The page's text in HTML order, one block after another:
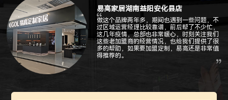
易高家居湖南益阳安化县店
做这个品牌两年多，期间也遇到一些问题，不
过区域运营经理比较靠谱，前后帮了不少忙，
这几年疫情，总部也非常暖心，时刻关注我们
这些老加盟商的经营情况，也给我们提供了很
多的帮助，如果要加盟定制，易高还是非常值
得推荐的。